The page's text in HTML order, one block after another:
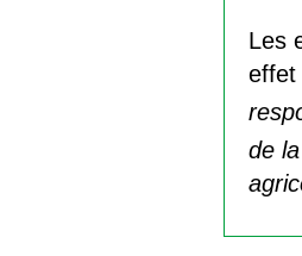
Les
effet
de